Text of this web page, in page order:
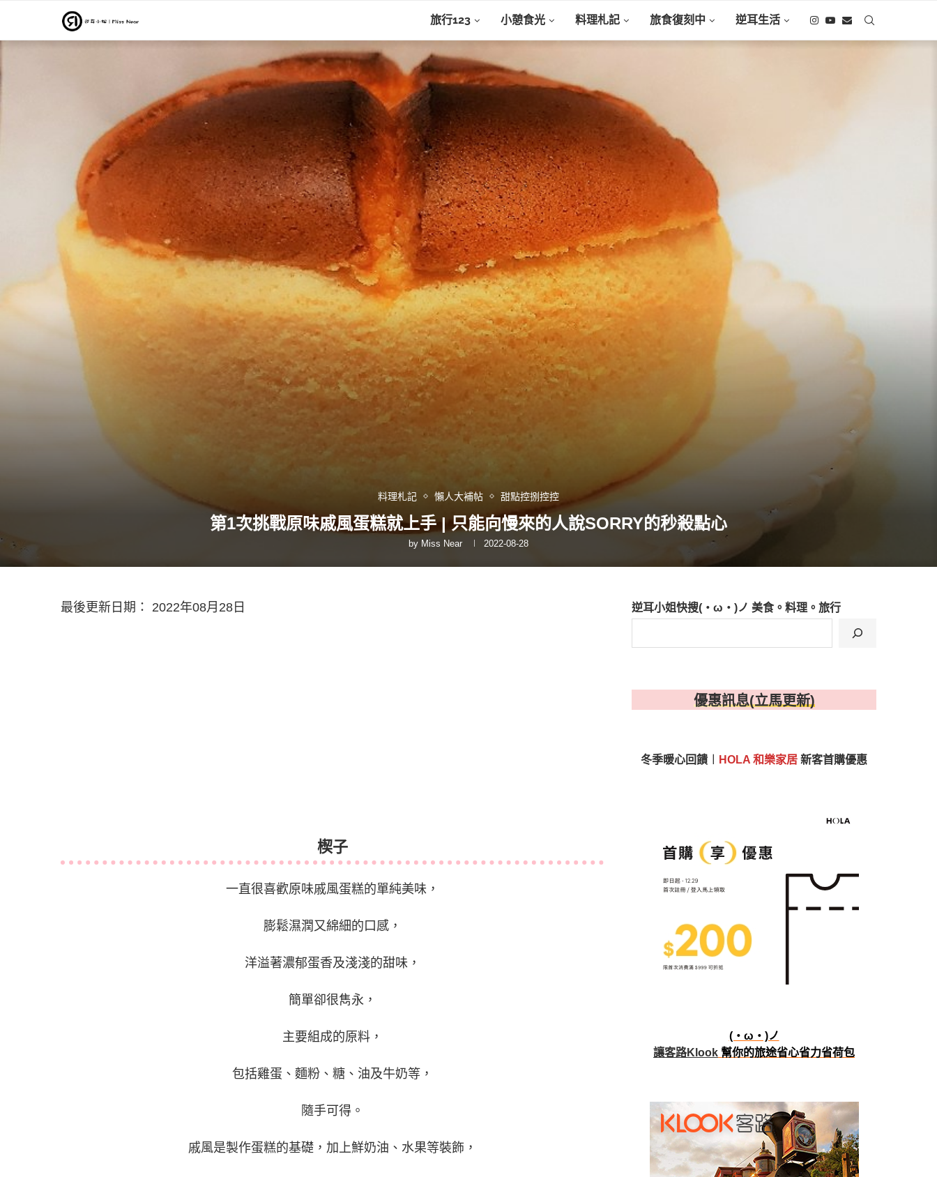
旅行123 小憩食光 料理札記 旅食復刻中 逆耳生活
料理札記 懶人大補帖 甜點控捌控控
第1次挑戰原味戚風蛋糕就上手 | 只能向慢來的人說SORRY的秒殺點心
by Miss Near 2022-08-28
最後更新日期： 2022年08月28日
楔子
一直很喜歡原味戚風蛋糕的單純美味，
膨鬆濕潤又綿細的口感，
洋溢著濃郁蛋香及淺淺的甜味，
簡單卻很雋永，
主要組成的原料，
包括雞蛋、麵粉、糖、油及牛奶等，
隨手可得。
戚風是製作蛋糕的基礎，加上鮮奶油、水果等裝飾，
逆耳小姐快搜(・ω・)ノ 美食。料理。旅行
優惠訊息(立馬更新)
冬季暖心回饋︱ HOLA 和樂家居 新客首購優惠
(・ω・)ノ
讓客路Klook 幫你的旅途省心省力省荷包